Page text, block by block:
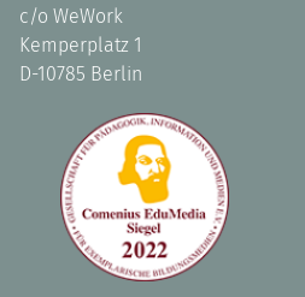
c/o WeWork
Kemperplatz 1
D-10785 Berlin